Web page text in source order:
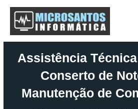
conteúdo
Assistência
Conserto de
Manutenção de